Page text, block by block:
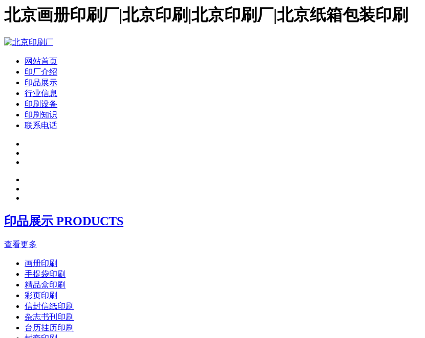
北京画册印刷厂|北京印刷|北京印刷厂|北京纸箱包装印刷
网站首页
印厂介绍
印品展示
行业信息
印刷设备
印刷知识
联系电话
印品展示 PRODUCTS
查看更多
画册印刷
手提袋印刷
精品盒印刷
彩页印刷
信封信纸印刷
杂志书刊印刷
台历挂历印刷